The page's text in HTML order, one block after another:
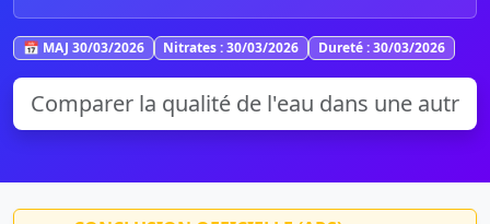
📅 MAJ 30/03/2026 Nitrates : 30/03/2026 Dureté : 30/03/2026